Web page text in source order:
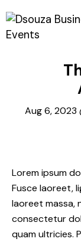
Aug 6, 2023
Lorem ipsum
Fusce laoreet,
laoreet massa,
consectetur
quam ultricies.